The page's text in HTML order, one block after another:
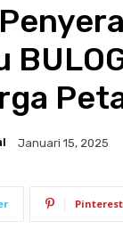
Januari 15, 2025
Pinterest